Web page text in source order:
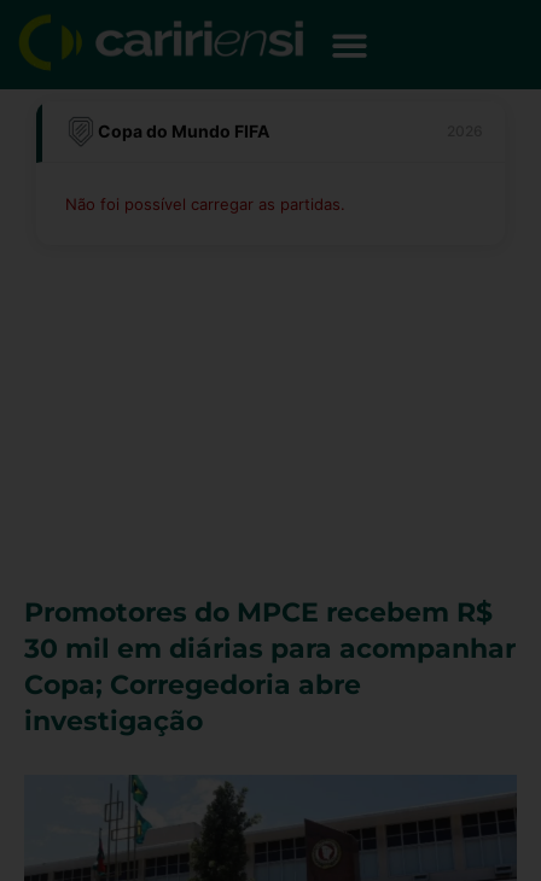
para
conteúdo
Copa do Mundo FIFA
Não foi possível carregar as partidas.
Promotores do MPCE recebem R$
30 mil em diárias para acompanhar
Copa; Corregedoria abre
investigação